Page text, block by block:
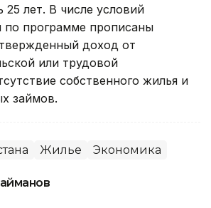
25 лет. В числе условий
по программе прописаны
доход от
или трудовой
собственного жилья и
займов.
Жилье Экономика